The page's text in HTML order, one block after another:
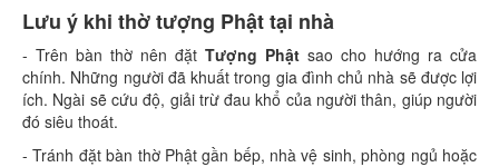
Lưu ý khi thờ tượng Phật tại nhà
- Trên bàn thờ nên đặt Tượng Phật sao cho hướng ra cửa
chính. Những người đã khuất trong gia đình chủ nhà sẽ được lợi
ích. Ngài sẽ cứu độ, giải trừ đau khổ của người thân, giúp người
đó siêu thoát.
- Tránh đặt bàn thờ Phật gần bếp, nhà vệ sinh, phòng ngủ hoặc